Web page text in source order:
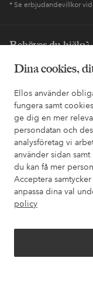
Dina cookies,
Ellos använder
fungera samt
ge dig en mer
persondatan och
analysföretag vi
använder sidan
du kan få mer
Acceptera
anpassa dina val
policy
* Se erbjudandevillkor
Behöver du hjälp?
I vår FAQ hittar du
också information
Kundservice
Mina sidor
Om Ellos
Villkor